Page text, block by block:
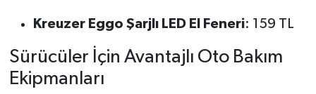
Kreuzer Eggo Şarjlı LED El Feneri: 159 TL
Sürücüler İçin Avantajlı Oto Bakım
Ekipmanları